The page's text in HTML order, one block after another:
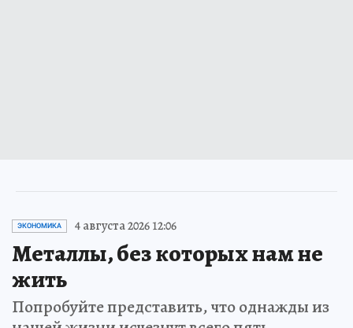
ЭКОНОМИКА 4 августа 2026 12:06
Металлы, без которых нам не
жить
Попробуйте представить, что однажды из